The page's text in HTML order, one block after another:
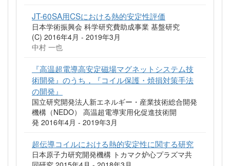
JT-60SA用CSにおける熱的安定性評価
日本学術振興会 科学研究費助成事業 基盤研究
(C) 2016年4月 - 2019年3月
中村 一也
『高温超電導高安定磁場マグネットシステム技
術開発』のうち，『コイル保護・焼損対策手法
の開発』
国立研究開発法人新エネルギー・産業技術総合開発
機構（NEDO） 高温超電導実用化促進技術開
発 2016年4月 - 2019年3月
超伝導コイルにおける熱的安定性に関する研究
日本原子力研究開発機構 トカマク炉心プラズマ共